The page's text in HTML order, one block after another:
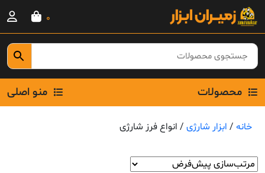
Skip
content
0
محصولات منو اصلی
خانه / ابزار شارژی / انواع فرز شارژی